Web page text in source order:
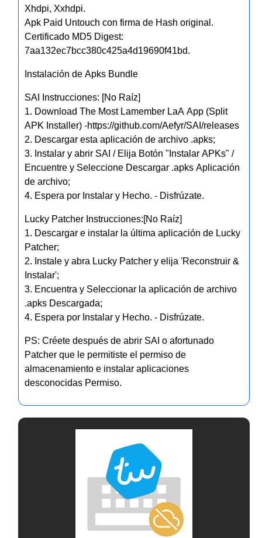
Xhdpi, Xxhdpi.
Apk Paid Untouch con firma de Hash original.
Certificado MD5 Digest:
7aa132ec7bcc380c425a4d19690f41bd.
Instalación de Apks Bundle
SAI Instrucciones: [No Raíz]
1. Download The Most Lamember LaA App (Split
APK Installer) -https://github.com/Aefyr/SAI/releases
2. Descargar esta aplicación de archivo .apks;
3. Instalar y abrir SAI / Elija Botón "Instalar APKs" /
Encuentre y Seleccione Descargar .apks Aplicación
de archivo;
4. Espera por Instalar y Hecho. - Disfrúzate.
Lucky Patcher Instrucciones:[No Raíz]
1. Descargar e instalar la última aplicación de Lucky
Patcher;
2. Instale y abra Lucky Patcher y elija 'Reconstruir &
Instalar';
3. Encuentra y Seleccionar la aplicación de archivo
.apks Descargada;
4. Espera por Instalar y Hecho. - Disfrúzate.
PS: Créete después de abrir SAI o afortunado
Patcher que le permitiste el permiso de
almacenamiento e instalar aplicaciones
desconocidas Permiso.